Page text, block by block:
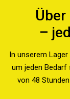
–
In unserem
um jeden Bedarf
von 48